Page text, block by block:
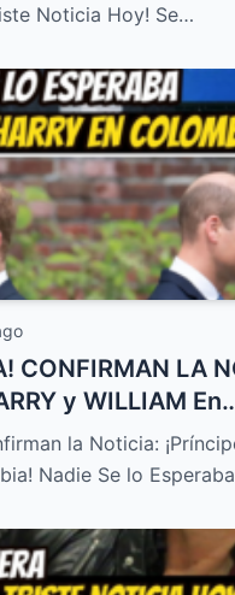
Noticia Hoy! Se…
CONFIRMAN LA
y WILLIAM En
SE LO
la Noticia:
Nadie Se lo